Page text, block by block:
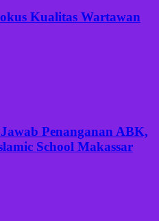
Kualitas Wartawan
Penanganan ABK,
School Makassar